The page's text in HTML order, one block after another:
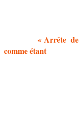
« Arrête de
comme étant
la fleur la
Tu es le
Bert